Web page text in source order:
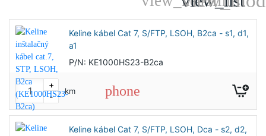
Keline kábel Cat 7, S/FTP, LSOH, B2ca - s1, d1,
a1
P/N: KE1000HS23-B2ca
+
-
km phone
Keline kábel Cat 7, S/FTP, LSOH, Dca - s2, d2,